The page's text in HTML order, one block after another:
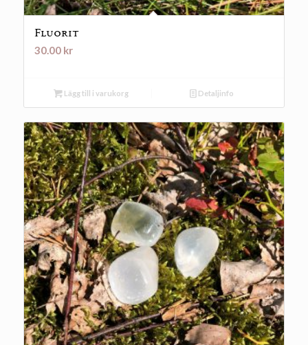
Fluorit
30.00 kr
Lägg till i varukorg Detaljinfo